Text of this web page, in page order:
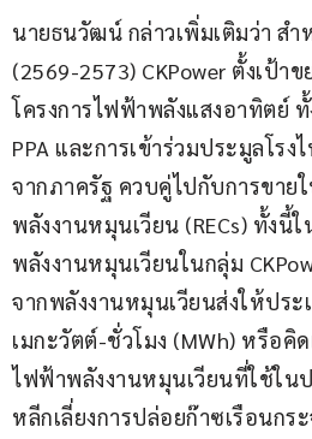
นายธนวัฒน์ กล่าวเพิ่มเติมว่า ส
(2569-2573) CKPower ตั้งเป้า
โครงการไฟฟ้าพลังแสงอาทิตย์
PPA และการเข้าร่วมประมูลโร
จากภาครัฐ ควบคู่ไปกับการขาย
พลังงานหมุนเวียน (RECs) ทั้งนี้
พลังงานหมุนเวียนในกลุ่ม
จากพลังงานหมุนเวียนส่งให้ประ
เมกะวัตต์-ชั่วโมง (MWh) หรือคิ
ไฟฟ้าพลังงานหมุนเวียนที่ใช้ใน
หลีกเลี่ยงการปล่อยก๊าซเรือนกร